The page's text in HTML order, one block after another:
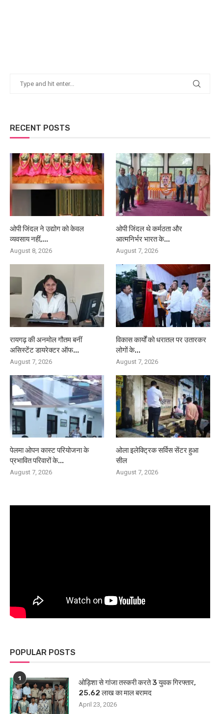
RECENT POSTS
ओपी जिंदल ने उद्योग को केवल
व्यवसाय नहीं,...
August 8, 2026
ओपी जिंदल थे कर्मठता और
आत्मनिर्भर भारत के...
August 7, 2026
रायगढ़ की अनमोल गौतम बनीं
असिस्टेंट डायरेक्टर ऑफ...
August 7, 2026
विकास कार्यों को धरातल पर उतारकर
लोगों के...
August 7, 2026
पेलमा ओपन कास्ट परियोजना के
प्रभावित परिवारों के...
August 7, 2026
ओला इलेक्ट्रिक सर्विस सेंटर हुआ
सील
August 7, 2026
POPULAR POSTS
1
ओड़िशा से गांजा तस्करी करते 3 युवक गिरफ्तार,
25.62 लाख का माल बरामद
April 23, 2026